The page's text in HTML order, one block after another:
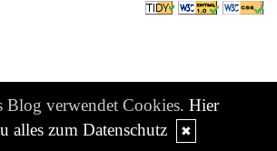
Blog verwendet Cookies. Hier
alles zum Datenschutz
✖